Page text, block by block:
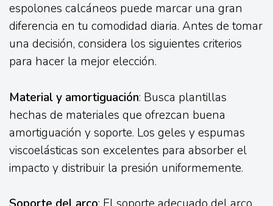
espolones calcáneos puede marcar una gran
diferencia en tu comodidad diaria. Antes de tomar
una decisión, considera los siguientes criterios
para hacer la mejor elección.
Material y amortiguación: Busca plantillas
hechas de materiales que ofrezcan buena
amortiguación y soporte. Los geles y espumas
viscoelásticas son excelentes para absorber el
impacto y distribuir la presión uniformemente.